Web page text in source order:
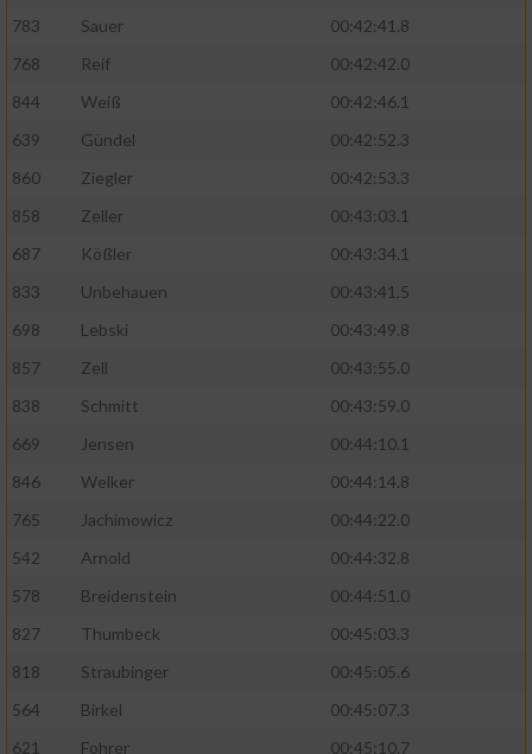
783
Sauer
00:42:41.8
768
Reif
00:42:42.0
844
Weiß
00:42:46.1
639
Gündel
00:42:52.3
860
Ziegler
00:42:53.3
858
Zeller
00:43:03.1
687
Kößler
00:43:34.1
833
Unbehauen
00:43:41.5
698
Lebski
00:43:49.8
857
Zell
00:43:55.0
838
Schmitt
00:43:59.0
669
Jensen
00:44:10.1
846
Welker
00:44:14.8
765
Jachimowicz
00:44:22.0
542
Arnold
00:44:32.8
578
Breidenstein
00:44:51.0
827
Thumbeck
00:45:03.3
818
Straubinger
00:45:05.6
564
Birkel
00:45:07.3
621
Fohrer
00:45:10.7